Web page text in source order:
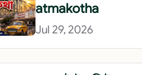
atmakotha
Jul 29, 2026